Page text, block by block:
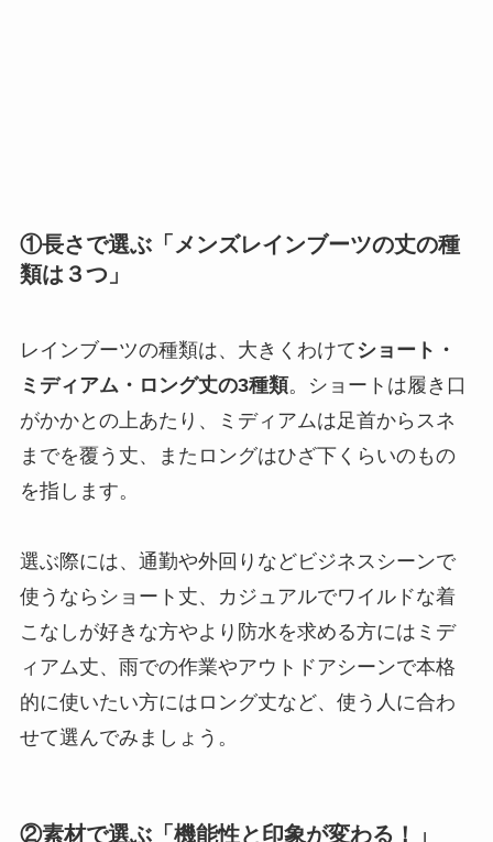
①長さで選ぶ「メンズレインブーツの丈の種
類は３つ」
レインブーツの種類は、大きくわけて ショート・
ミディアム・ロング丈の3種類。ショートは履き口
がかかとの上あたり、ミディアムは足首からスネ
までを覆う丈、またロングはひざ下くらいのもの
を指します。
選ぶ際には、通勤や外回りなどビジネスシーンで
使うならショート丈、カジュアルでワイルドな着
こなしが好きな方やより防水を求める方にはミデ
ィアム丈、雨での作業やアウトドアシーンで本格
的に使いたい方にはロング丈など、使う人に合わ
せて選んでみましょう。
②素材で選ぶ「機能性と印象が変わる！」